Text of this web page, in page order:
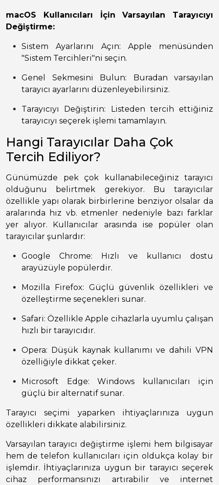
macOS Kullanıcıları İçin Varsayılan Tarayıcıyı
Değiştirme:
Sistem Ayarlarını Açın: Apple menüsünden
"Sistem Tercihleri"ni seçin.
Genel Sekmesini Bulun: Buradan varsayılan
tarayıcı ayarlarını düzenleyebilirsiniz.
Tarayıcıyı Değiştirin: Listeden tercih ettiğiniz
tarayıcıyı seçerek işlemi tamamlayın.
Hangi Tarayıcılar Daha Çok
Tercih Ediliyor?
Günümüzde pek çok kullanabileceğiniz tarayıcı
olduğunu belirtmek gerekiyor. Bu tarayıcılar
özellikle yapı olarak birbirlerine benziyor olsalar da
aralarında hız vb. etmenler nedeniyle bazı farklar
yer alıyor. Kullanıcılar arasında ise popüler olan
tarayıcılar şunlardır:
Google Chrome: Hızlı ve kullanıcı dostu
arayüzüyle popülerdir.
Mozilla Firefox: Güçlü güvenlik özellikleri ve
özelleştirme seçenekleri sunar.
Safari: Özellikle Apple cihazlarla uyumlu çalışan
hızlı bir tarayıcıdır.
Opera: Düşük kaynak kullanımı ve dahili VPN
özelliğiyle dikkat çeker.
Microsoft Edge: Windows kullanıcıları için
güçlü bir alternatif sunar.
Tarayıcı seçimi yaparken ihtiyaçlarınıza uygun
özellikleri dikkate alabilirsiniz.
Varsayılan tarayıcı değiştirme işlemi hem bilgisayar
hem de telefon kullanıcıları için oldukça kolay bir
işlemdir. İhtiyaçlarınıza uygun bir tarayıcı seçerek
cihaz performansınızı artırabilir ve internet